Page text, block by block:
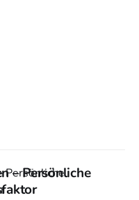
– Persönliche